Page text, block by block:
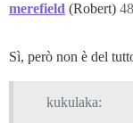
merefield (Robert) 48
Sì, però non è del
kukulaka: